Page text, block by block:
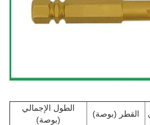
القطر (بوصة)
الطول الإجمالي
(بوصة)